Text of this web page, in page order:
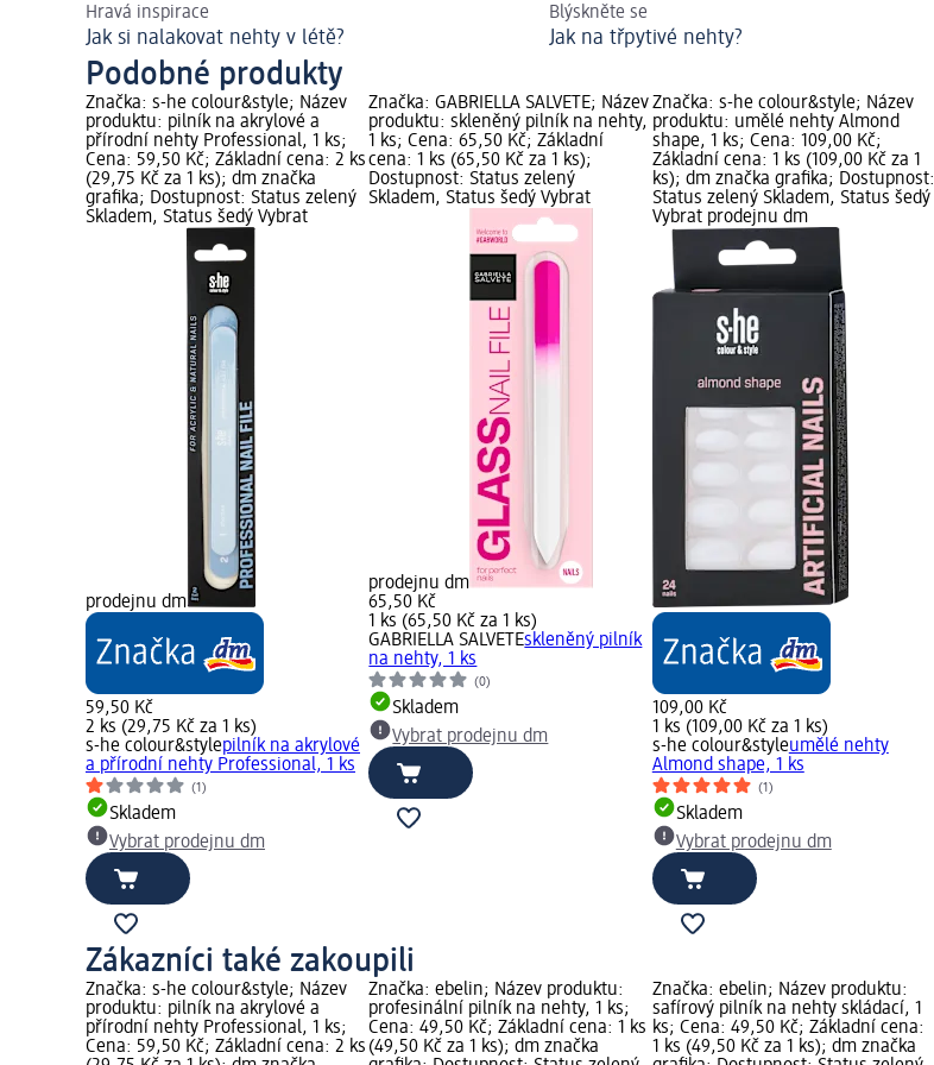
Hravá inspirace
Jak si nalakovat nehty v létě?
Blýskněte se
Jak na třpytivé nehty?
Podobné produkty
Značka: s-he colour&style; Název
produktu: pilník na akrylové a
přírodní nehty Professional, 1 ks;
Cena: 59,50 Kč; Základní cena: 2 ks
(29,75 Kč za 1 ks); dm značka
grafika; Dostupnost: Status zelený
Skladem, Status šedý Vybrat
prodejnu dm
59,50 Kč
2 ks (29,75 Kč za 1 ks)
s-he colour&stylepilník na akrylové
a přírodní nehty Professional, 1 ks
(1)
Skladem
Vybrat prodejnu dm
Značka: GABRIELLA SALVETE; Název
produktu: skleněný pilník na nehty,
1 ks; Cena: 65,50 Kč; Základní
cena: 1 ks (65,50 Kč za 1 ks);
Dostupnost: Status zelený
Skladem, Status šedý Vybrat
prodejnu dm
65,50 Kč
1 ks (65,50 Kč za 1 ks)
GABRIELLA SALVETEskleněný pilník
na nehty, 1 ks
(0)
Skladem
Vybrat prodejnu dm
Značka: s-he colour&style; Název
produktu: umělé nehty Almond
shape, 1 ks; Cena: 109,00 Kč;
Základní cena: 1 ks (109,00 Kč za 1
ks); dm značka grafika; Dostupnost:
Status zelený Skladem, Status šedý
Vybrat prodejnu dm
109,00 Kč
1 ks (109,00 Kč za 1 ks)
s-he colour&styleumělé nehty
Almond shape, 1 ks
(1)
Skladem
Vybrat prodejnu dm
Zákazníci také zakoupili
Značka: s-he colour&style; Název
produktu: pilník na akrylové a
přírodní nehty Professional, 1 ks;
Cena: 59,50 Kč; Základní cena: 2 ks
Značka: ebelin; Název produktu:
profesinální pilník na nehty, 1 ks;
Cena: 49,50 Kč; Základní cena: 1 ks
(49,50 Kč za 1 ks); dm značka
Značka: ebelin; Název produktu:
safírový pilník na nehty skládací, 1
ks; Cena: 49,50 Kč; Základní cena:
1 ks (49,50 Kč za 1 ks); dm značka